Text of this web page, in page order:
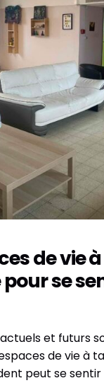
de vie
se
et futurs
de vie à
peut se sentir